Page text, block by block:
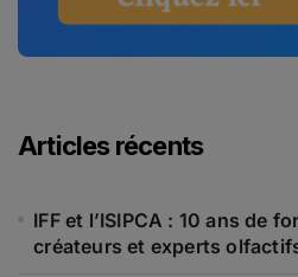
Articles récents
IFF et l’ISIPCA : 10 ans de
créateurs et experts